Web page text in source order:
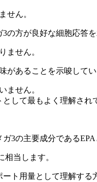
せん。
の方が良好な細胞応答を
ません。
があることを示唆してい
ません。
して最もよく理解され
ガ3の主要成分である
相当します。
ト用量として理解する